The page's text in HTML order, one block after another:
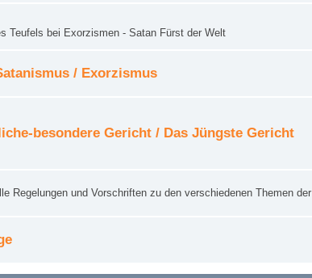
Teufels bei Exorzismen - Satan Fürst der Welt
/ Exorzismus
besondere Gericht / Das Jüngste Gericht
Regelungen und Vorschriften zu den verschiedenen Themen der